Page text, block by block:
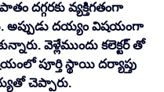
దగ్గరకు వ్యక్తిగతంగా
అప్పుడు దయ్యం విషయంగా
వెళ్లేముందు కలెక్టర్ తో
పూర్తి స్థాయి దర్యాప్తు
చెప్పారు.